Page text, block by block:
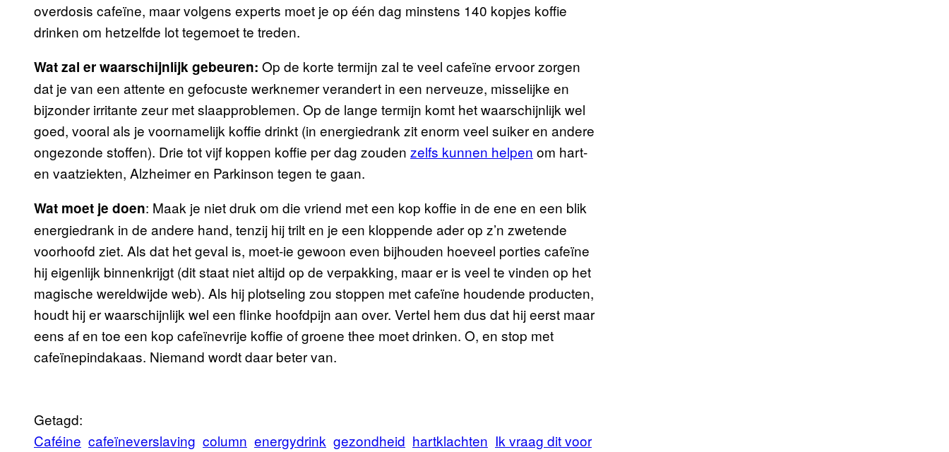
overdosis cafeïne, maar volgens experts moet je op één dag minstens 140 kopjes koffie
drinken om hetzelfde lot tegemoet te treden.
Wat zal er waarschijnlijk gebeuren: Op de korte termijn zal te veel cafeïne ervoor zorgen
dat je van een attente en gefocuste werknemer verandert in een nerveuze, misselijke en
bijzonder irritante zeur met slaapproblemen. Op de lange termijn komt het waarschijnlijk wel
goed, vooral als je voornamelijk koffie drinkt (in energiedrank zit enorm veel suiker en andere
ongezonde stoffen). Drie tot vijf koppen koffie per dag zouden zelfs kunnen helpen om hart-
en vaatziekten, Alzheimer en Parkinson tegen te gaan.
Wat moet je doen: Maak je niet druk om die vriend met een kop koffie in de ene en een blik
energiedrank in de andere hand, tenzij hij trilt en je een kloppende ader op z’n zwetende
voorhoofd ziet. Als dat het geval is, moet-ie gewoon even bijhouden hoeveel porties cafeïne
hij eigenlijk binnenkrijgt (dit staat niet altijd op de verpakking, maar er is veel te vinden op het
magische wereldwijde web). Als hij plotseling zou stoppen met cafeïne houdende producten,
houdt hij er waarschijnlijk wel een flinke hoofdpijn aan over. Vertel hem dus dat hij eerst maar
eens af en toe een kop cafeïnevrije koffie of groene thee moet drinken. O, en stop met
cafeïnepindakaas. Niemand wordt daar beter van.
Getagd:
Caféine cafeïneverslaving column energydrink gezondheid hartklachten Ik vraag dit voor